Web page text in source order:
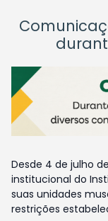
Desde 4 de julho
institucional do
suas unidades
restrições